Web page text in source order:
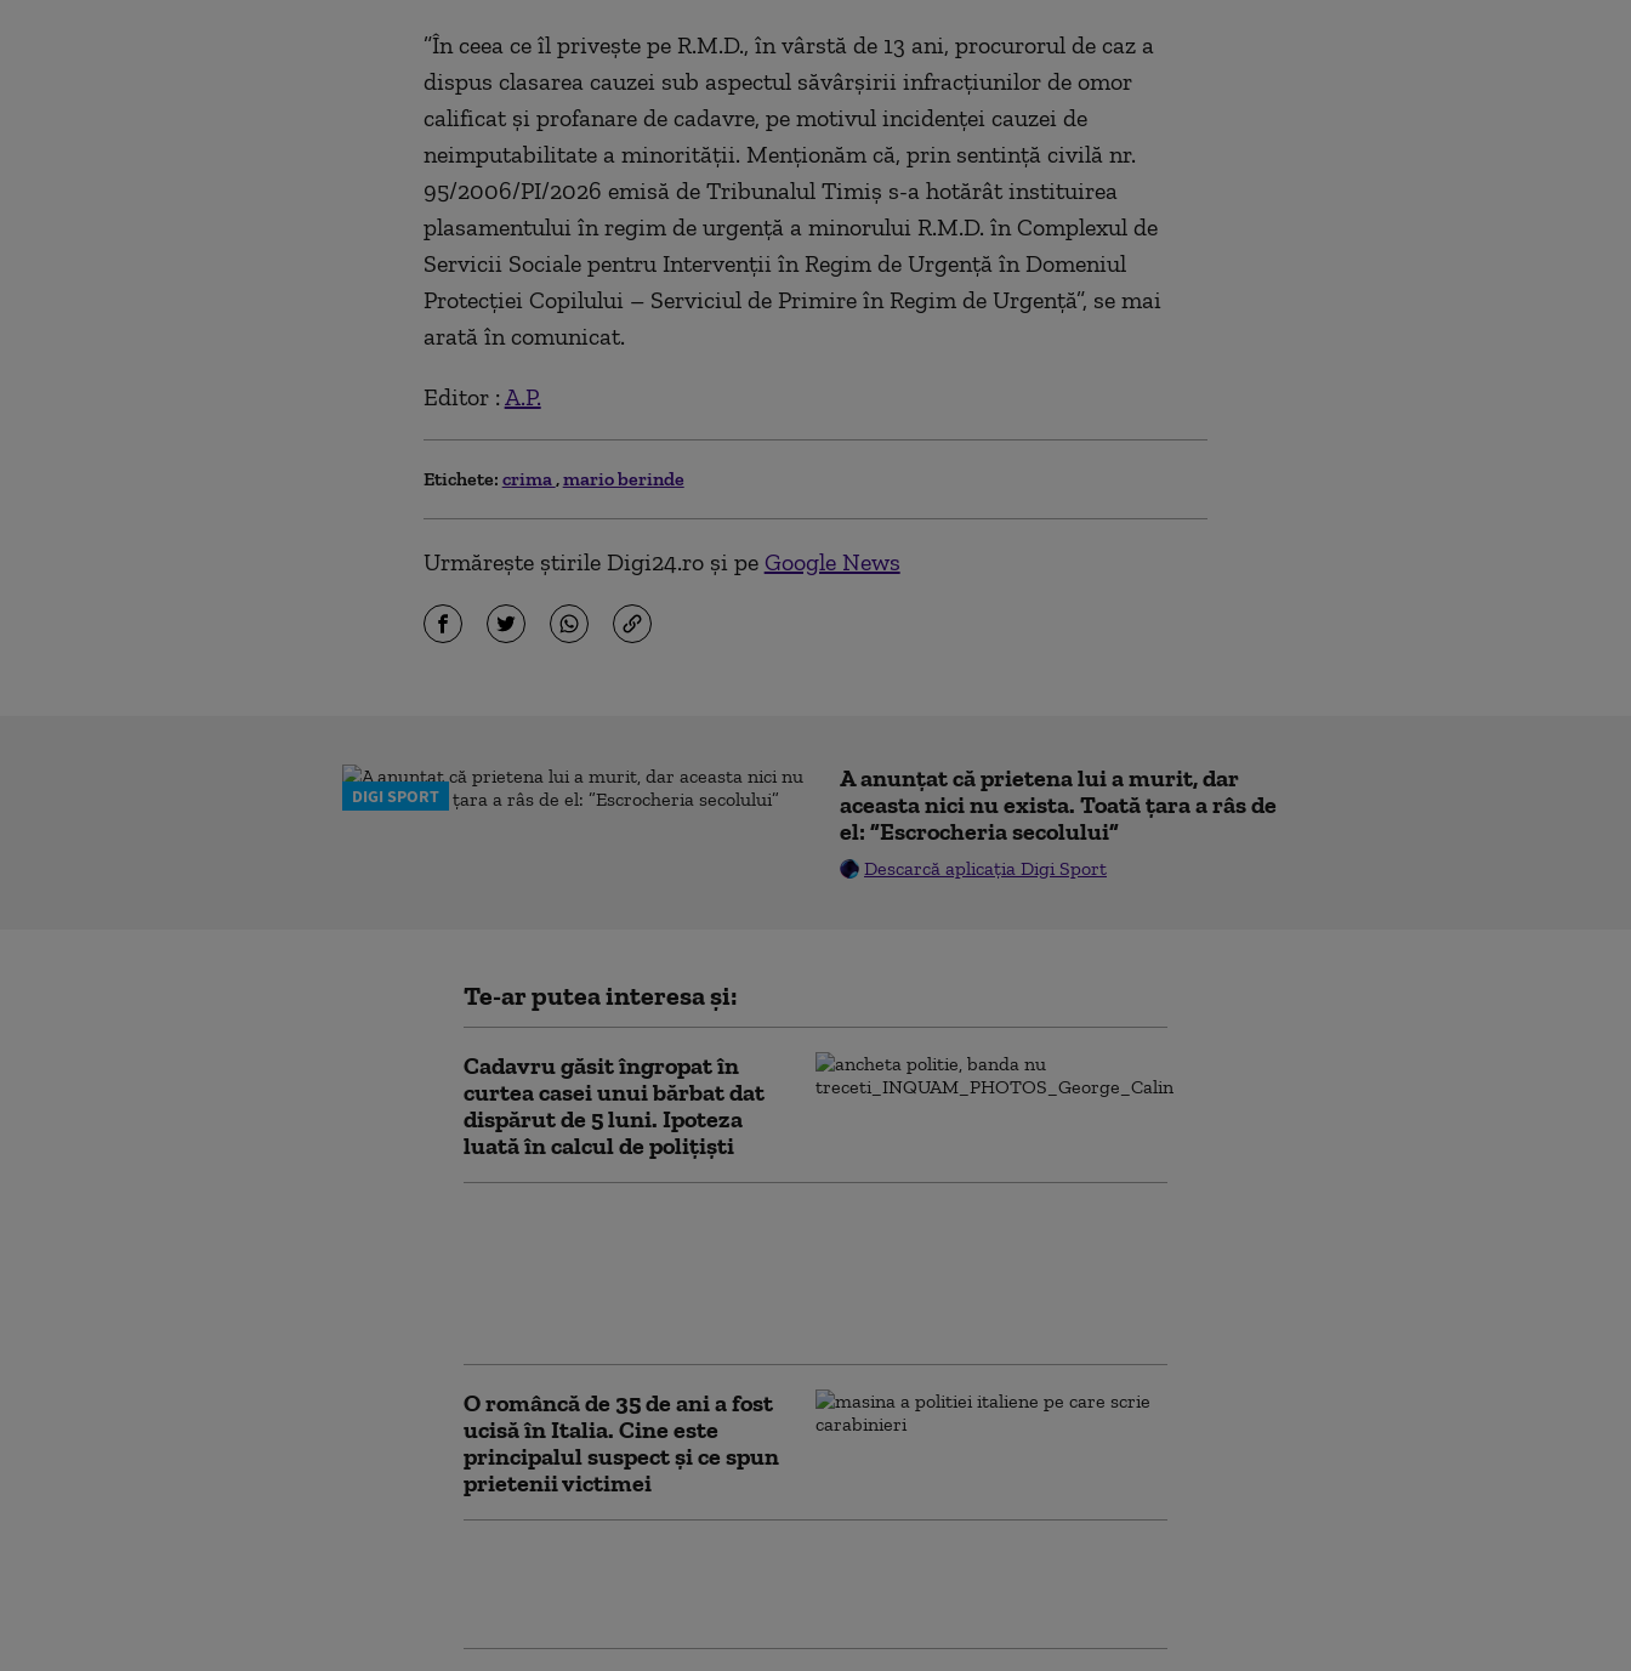
”În ceea ce îl priveşte pe R.M.D., în vârstă de 13 ani, procurorul de caz a
dispus clasarea cauzei sub aspectul săvârşirii infracţiunilor de omor
calificat şi profanare de cadavre, pe motivul incidenţei cauzei de
neimputabilitate a minorităţii. Menţionăm că, prin sentinţă civilă nr.
95/2006/PI/2026 emisă de Tribunalul Timiş s-a hotărât instituirea
plasamentului în regim de urgenţă a minorului R.M.D. în Complexul de
Servicii Sociale pentru Intervenţii în Regim de Urgenţă în Domeniul
Protecţiei Copilului – Serviciul de Primire în Regim de Urgenţă”, se mai
arată în comunicat.
Editor : A.P.
Etichete: crima mario berinde
Urmărește știrile Digi24.ro și pe Google News
DIGI SPORT
A anunțat că prietena lui a murit, dar
aceasta nici nu exista. Toată țara a râs de
el: ”Escrocheria secolului”
Descarcă aplicația Digi Sport
Te-ar putea interesa și:
Cadavru găsit îngropat în
curtea casei unui bărbat dat
dispărut de 5 luni. Ipoteza
luată în calcul de polițiști
O româncă de 35 de ani a fost
ucisă în Italia. Cine este
principalul suspect și ce spun
prietenii victimei